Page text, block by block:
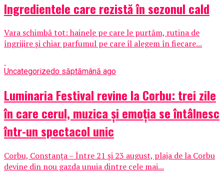
Ingredientele care rezistă în sezonul cald
Vara schimbă tot: hainele pe care le purtăm, rutina de
îngrijire și chiar parfumul pe care îl alegem în fiecare...
Uncategorizedo săptămână ago
Luminaria Festival revine la Corbu: trei zile
în care cerul, muzica și emoția se întâlnesc
într-un spectacol unic
Corbu, Constanța – Între 21 și 23 august, plaja de la Corbu
devine din nou gazda unuia dintre cele mai...